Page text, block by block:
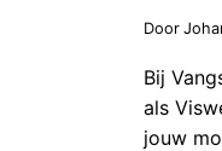
Door
Bij
als
jouw